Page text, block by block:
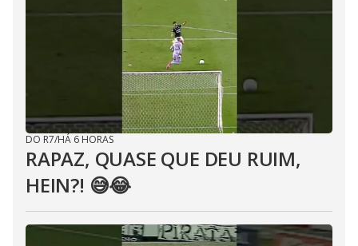
DO R7/HÁ 6 HORAS
RAPAZ, QUASE QUE DEU RUIM,
HEIN?! 😅😂⁣